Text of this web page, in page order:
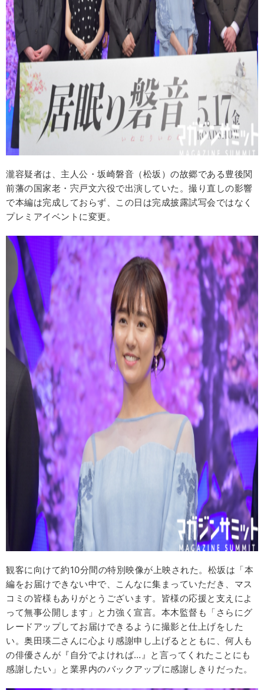
瀧容疑者は、主人公・坂崎磐音（松坂）の故郷である豊後関
前藩の国家老・宍戸文六役で出演していた。撮り直しの影響
で本編は完成しておらず、この日は完成披露試写会ではなく
プレミアイベントに変更。
観客に向けて約10分間の特別映像が上映された。松坂は「本
編をお届けできない中で、こんなに集まっていただき、マス
コミの皆様もありがとうございます。皆様の応援と支えによ
って無事公開します」と力強く宣言。本木監督も「さらにグ
レードアップしてお届けできるように撮影と仕上げをした
い。奥田瑛二さんに心より感謝申し上げるとともに、何人も
の俳優さんが『自分でよければ…』と言ってくれたことにも
感謝したい」と業界内のバックアップに感謝しきりだった。